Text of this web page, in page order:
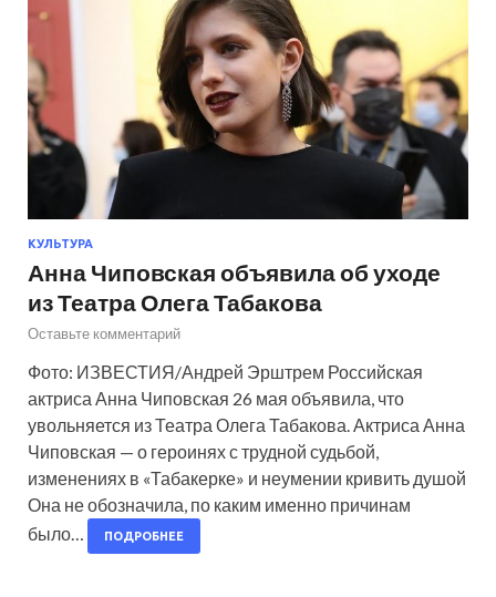
КУЛЬТУРА
Анна Чиповская объявила об уходе
из Театра Олега Табакова
Оставьте комментарий
Фото: ИЗВЕСТИЯ/Андрей Эрштрем Российская
актриса Анна Чиповская 26 мая объявила, что
увольняется из Театра Олега Табакова. Актриса Анна
Чиповская — о героинях с трудной судьбой,
изменениях в «Табакерке» и неумении кривить душой
Она не обозначила, по каким именно причинам
было…
ПОДРОБНЕЕ